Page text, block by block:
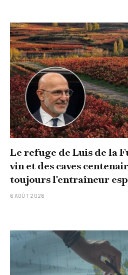
Le refuge de Luis de la
vin et des caves
toujours l'entraîneur
6 AOÛT 2026